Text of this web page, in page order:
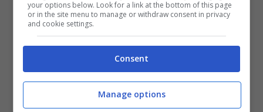
magico un posto che non ha certamente
bisogno di presentazioni.
A cura di: Francesco Cini
your options below. Look for a link at the bottom of this page
or in the site menu to manage or withdraw consent in privacy
and cookie settings.
Consent
Manage options